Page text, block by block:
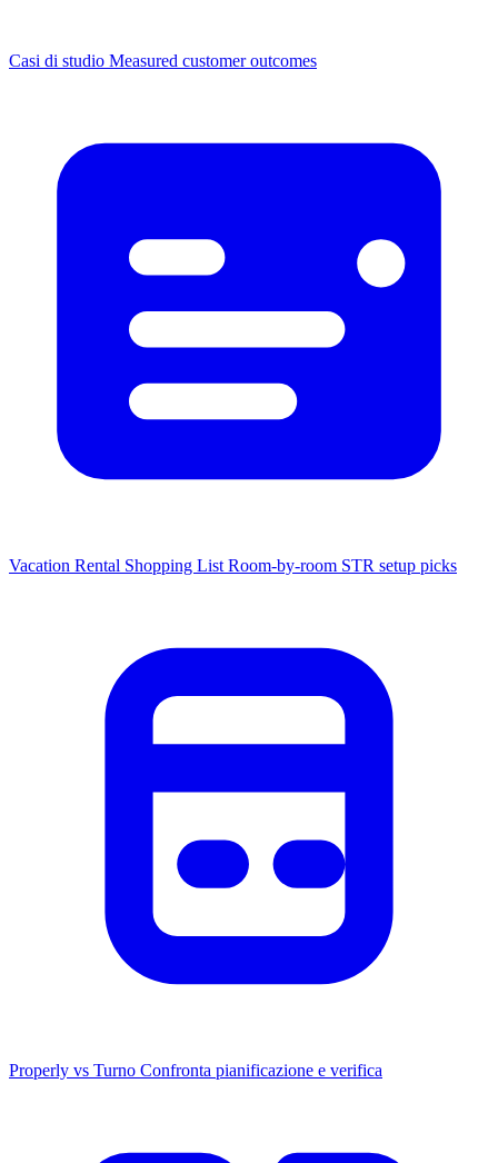
Casi di studio Measured customer outcomes
Vacation Rental Shopping List Room-by-room STR setup picks
Properly vs Turno Confronta pianificazione e verifica